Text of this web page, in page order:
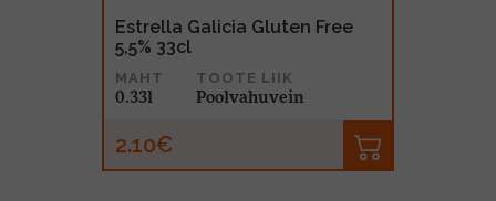
Estrella Galicia Gluten Free
5,5% 33cl
MAHT
0.33l
TOOTE LIIK
Poolvahuvein
2.10€